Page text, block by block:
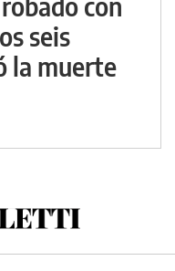
seis
la muerte